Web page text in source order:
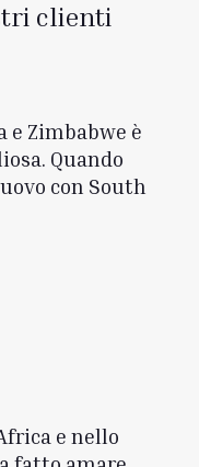
clienti
e Zimbabwe è
Quando
con South
e nello